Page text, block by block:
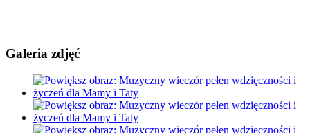
Galeria zdjęć